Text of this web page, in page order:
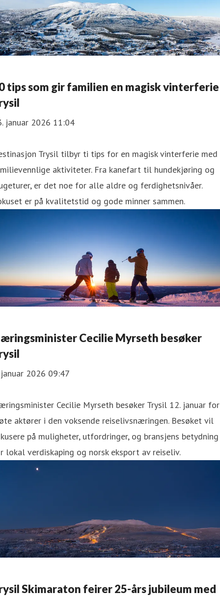
tips som gir familien en magisk
januar 2026 11:04
Trysil tilbyr ti tips for en magisk vinterferie med
aktiviteter. Fra kanefart til hundekjøring og
er det noe for alle aldre og ferdighetsnivåer.
er på kvalitetstid og gode minner sammen.
Cecilie Myrseth besøker
2026 09:47
Cecilie Myrseth besøker Trysil 12. januar
aktører i den voksende reiselivsnæringen. Besøket vil
på muligheter, utfordringer, og bransjens betydning
lokal verdiskaping og norsk eksport av reiseliv.
Skimaraton feirer 25-års jubileum med